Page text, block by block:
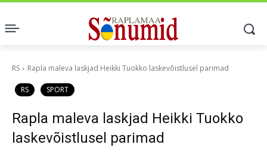
RS Rapla maleva laskjad Heikki Tuokko laskevõistlusel parimad
RS SPORT
Rapla maleva laskjad Heikki Tuokko
laskevõistlusel parimad